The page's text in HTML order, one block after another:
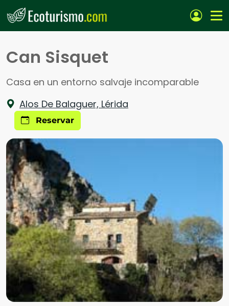
Pasar al contenido principal
Can Sisquet
Casa en un entorno salvaje incomparable
Alos De Balaguer, Lérida
Reservar